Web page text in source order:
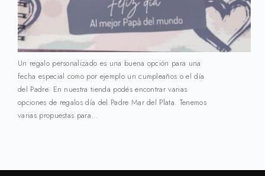
Un regalo personalizado es una buena opción para una
fecha especial como por ejemplo un cumpleaños o el día
del Padre. En nuestra tienda podés encontrar varias
opciones de regalos día del Padre Mar del Plata. Tenemos
varias propuestas para…